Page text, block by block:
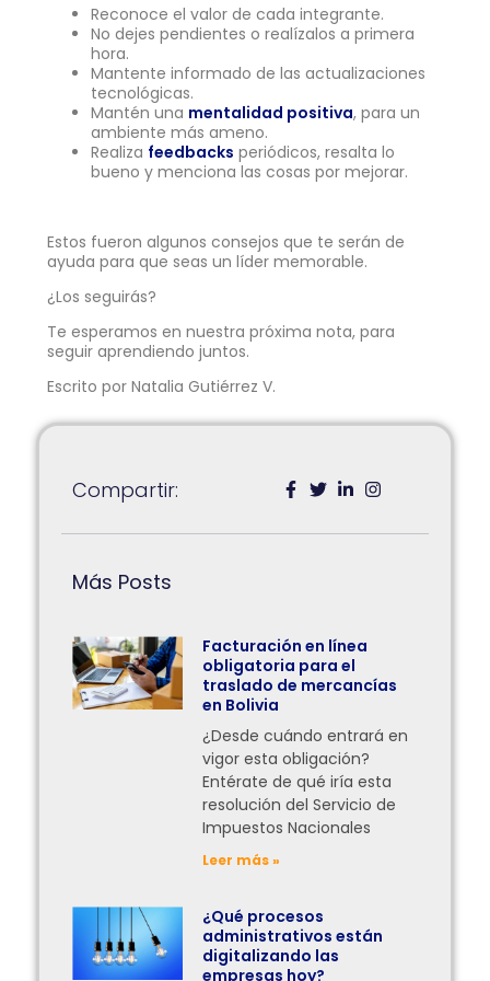
Reconoce el valor de cada integrante.
No dejes pendientes o realízalos a primera
hora.
Mantente informado de las actualizaciones
tecnológicas.
Mantén una mentalidad positiva, para un
ambiente más ameno.
Realiza feedbacks periódicos, resalta lo
bueno y menciona las cosas por mejorar.
Estos fueron algunos consejos que te serán de
ayuda para que seas un líder memorable.
¿Los seguirás?
Te esperamos en nuestra próxima nota, para
seguir aprendiendo juntos.
Escrito por Natalia Gutiérrez V.
Compartir:
Más Posts
Facturación en línea
obligatoria para el
traslado de mercancías
en Bolivia
¿Desde cuándo entrará en
vigor esta obligación?
Entérate de qué iría esta
resolución del Servicio de
Impuestos Nacionales
Leer más »
¿Qué procesos
administrativos están
digitalizando las
empresas hoy?